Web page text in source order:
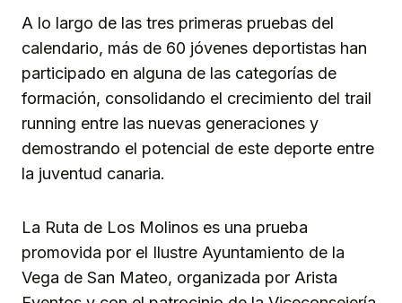
A lo largo de las tres primeras pruebas del
calendario, más de 60 jóvenes deportistas han
participado en alguna de las categorías de
formación, consolidando el crecimiento del trail
running entre las nuevas generaciones y
demostrando el potencial de este deporte entre
la juventud canaria.
La Ruta de Los Molinos es una prueba
promovida por el Ilustre Ayuntamiento de la
Vega de San Mateo, organizada por Arista